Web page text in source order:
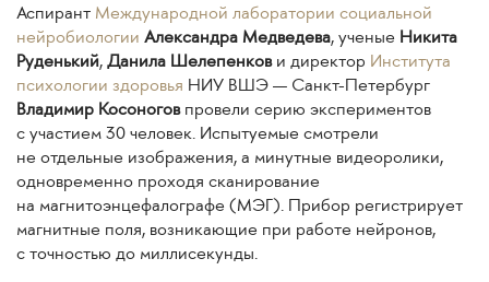
Аспирант Международной лаборатории социальной
нейробиологии Александра Медведева, ученые Никита
Руденький,Данила Шелепенкови директор Института
психологии здоровья НИУ ВШЭ — Санкт-Петербург
Владимир Косоноговпровели серию экспериментов
с участием 30 человек. Испытуемые смотрели
не отдельные изображения, а минутные видеоролики,
одновременно проходя сканирование
на магнитоэнцефалографе (МЭГ). Прибор регистрирует
магнитные поля, возникающие при работе нейронов,
с точностью до миллисекунды.